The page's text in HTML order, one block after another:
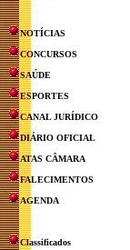
NOTÍCIAS
CONCURSOS
SAÚDE
ESPORTES
CANAL JURÍDICO
DIÁRIO OFICIAL
ATAS CÂMARA
FALECIMENTOS
AGENDA
Classificados